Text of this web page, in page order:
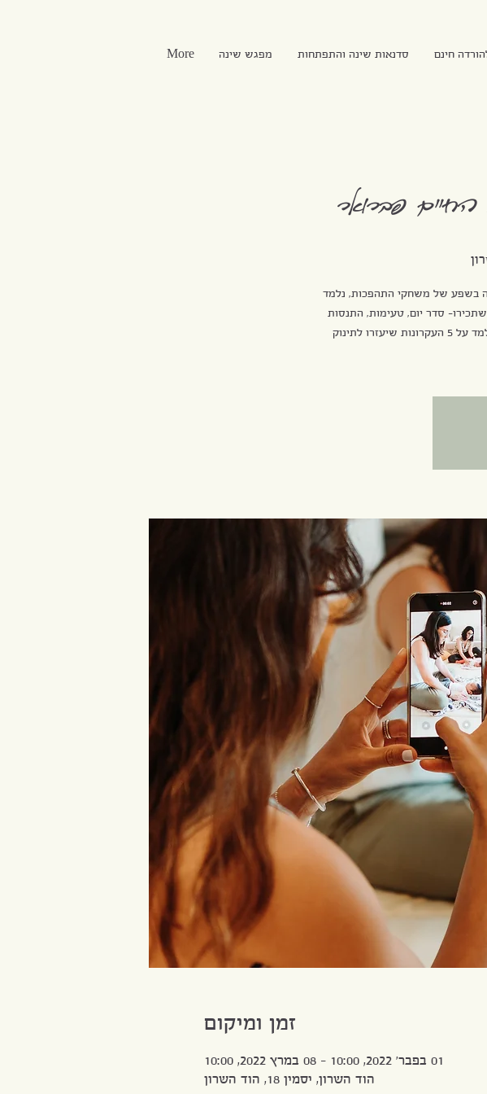
חינם סדנאות שינה והתפתחות מפגש שינה More
פברואר
בשפע של משחקי התהפכות, נלמד
סדר יום, טעימות, התנסות
במגע של מרקמים שונים וכמובן - מפגש שלם על שינה! בו נלמד על 5 העקרונות שיעזרו לתינוק
זמן ומיקום
01 בפבר׳ 2022, 10:00 – 08 במרץ 2022, 10:00
הוד השרון, יסמין 18, הוד השרון